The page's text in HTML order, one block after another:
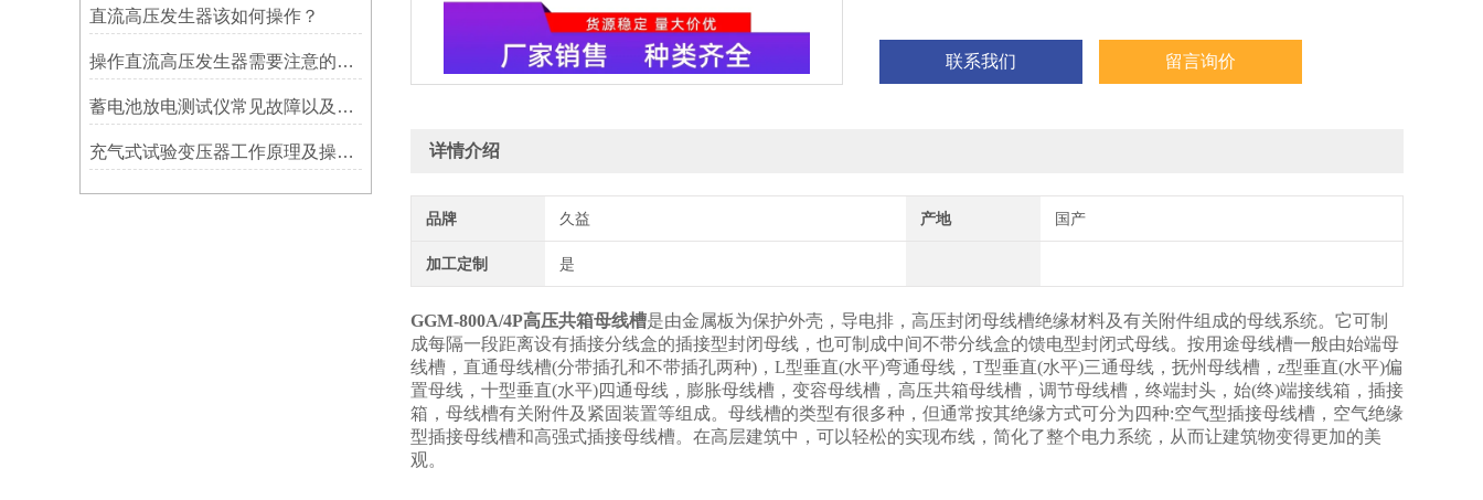
直流高压发生器该如何操作？
操作直流高压发生器需要注意的六个事项
蓄电池放电测试仪常见故障以及解决方案
充气式试验变压器工作原理及操作步骤
联系我们 留言询价
详情介绍
品牌 久益 产地 国产
加工定制 是
GGM-800A/4P高压共箱母线槽是由金属板为保护外壳，导电排，高压封闭母线槽绝缘材料及有关附件组成的母线系统。它可制
成每隔一段距离设有插接分线盒的插接型封闭母线，也可制成中间不带分线盒的馈电型封闭式母线。按用途母线槽一般由始端母
线槽，直通母线槽(分带插孔和不带插孔两种)，L型垂直(水平)弯通母线，T型垂直(水平)三通母线，抚州母线槽，z型垂直(水平)偏
置母线，十型垂直(水平)四通母线，膨胀母线槽，变容母线槽，高压共箱母线槽，调节母线槽，终端封头，始(终)端接线箱，插接
箱，母线槽有关附件及紧固装置等组成。母线槽的类型有很多种，但通常按其绝缘方式可分为四种:空气型插接母线槽，空气绝缘
型插接母线槽和高强式插接母线槽。在高层建筑中，可以轻松的实现布线，简化了整个电力系统，从而让建筑物变得更加的美
观。